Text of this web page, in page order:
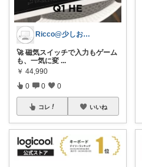
Ricco@少しおしゃれなデスク周り
🚀 磁気スイッチで入力もゲーム
も、一気に変 ...
￥ 44,990
0 0 0
コレ いいね